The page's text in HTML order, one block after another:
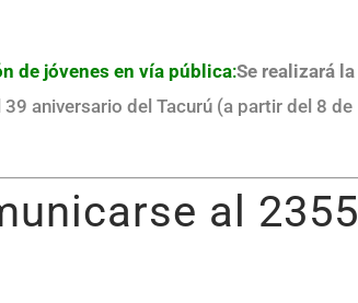
de jóvenes en vía pública:Se realizará la
aniversario del Tacurú (a partir del 8 de
al 2355